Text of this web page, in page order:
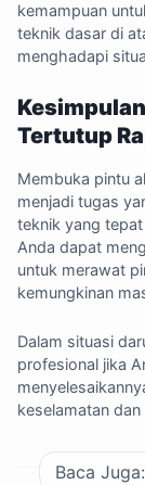
kemampuan
teknik dasar di
menghadapi
Tertutup
Membuka pintu
menjadi tugas
teknik yang
Anda dapat
untuk merawat
kemungkinan
Dalam situasi
profesional jika
keselamatan
Baca Juga: